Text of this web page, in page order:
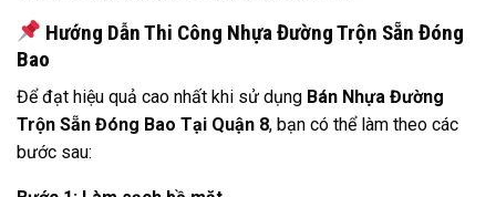
Hướng Dẫn Thi Công Nhựa Đường Trộn Sẵn Đóng
Bao
Để đạt hiệu quả cao nhất khi sử dụng Bán Nhựa Đường
Trộn Sẵn Đóng Bao Tại Quận 8, bạn có thể làm theo các
bước sau: